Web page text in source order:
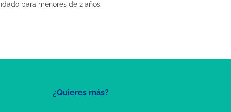
para menores de 2 años.
¿Quieres más?